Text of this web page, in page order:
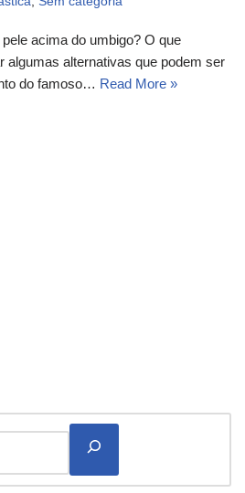
acima do umbigo? O que
algumas alternativas que podem ser
do famoso… Read More »